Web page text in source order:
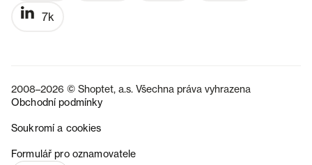
7k
2008–2026 © Shoptet, a.s. Všechna práva vyhrazena
Obchodní podmínky
Soukromí a cookies
Formulář pro oznamovatele